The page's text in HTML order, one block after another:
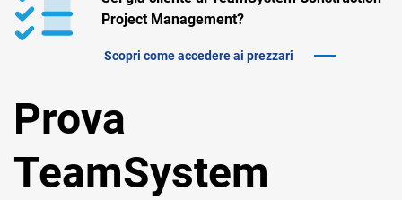
Project Management?
Scopri come accedere ai prezzari
Prova
TeamSystem